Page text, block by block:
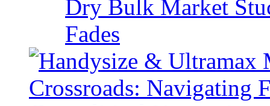
Dry Bulk Market
Fades